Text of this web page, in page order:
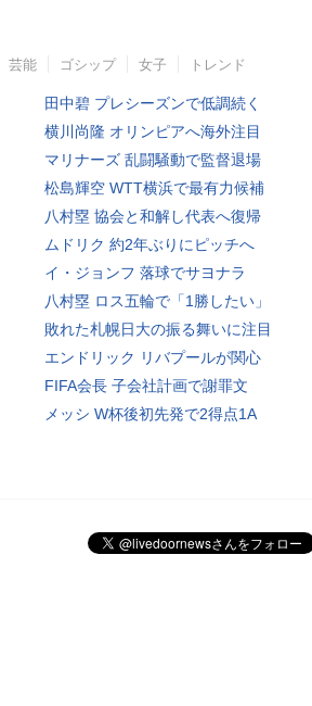
芸能 ゴシップ 女子 トレンド
田中碧 プレシーズンで低調続く
横川尚隆 オリンピアへ海外注目
マリナーズ 乱闘騒動で監督退場
松島輝空 WTT横浜で最有力候補
八村塁 協会と和解し代表へ復帰
ムドリク 約2年ぶりにピッチへ
イ・ジョンフ 落球でサヨナラ
八村塁 ロス五輪で「1勝したい」
敗れた札幌日大の振る舞いに注目
エンドリック リバプールが関心
FIFA会長 子会社計画で謝罪文
メッシ W杯後初先発で2得点1A